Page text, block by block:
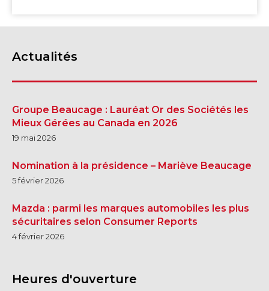
Actualités
Groupe Beaucage : Lauréat Or des Sociétés les
Mieux Gérées au Canada en 2026
19 mai 2026
Nomination à la présidence – Mariève Beaucage
5 février 2026
Mazda : parmi les marques automobiles les plus
sécuritaires selon Consumer Reports
4 février 2026
Heures d'ouverture